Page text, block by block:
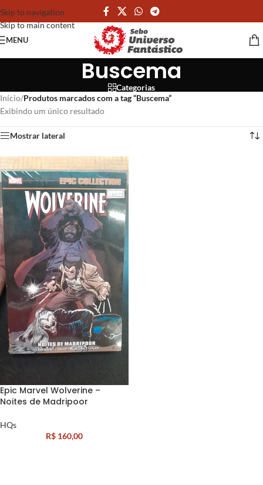
Skip to navigation
Skip to main content
MENU
Buscema
Categorias
Início/Produtos marcados com a tag “Buscema”
Exibindo um único resultado
Mostrar lateral
Epic Marvel Wolverine –
Noites de Madripoor
HQs
R$ 160,00